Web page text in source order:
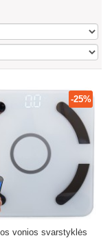
vonios svarstyklės
-25%